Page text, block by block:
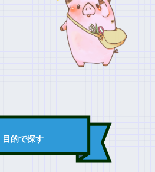
目的で探す